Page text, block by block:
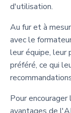
d'utilisation.
Au fur et à
avec le
leur équipe, leur
préféré, ce qui
Pour
avantages de